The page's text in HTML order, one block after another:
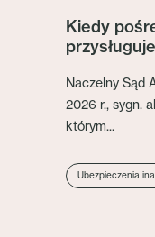
Kiedy
Naczelny Sąd
2026 r., sygn.
którym...
Ubezpieczenia